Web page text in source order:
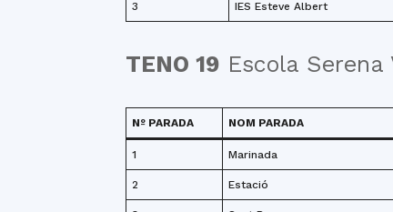
3 IES Esteve Albert
TENO 19 Escola
Nº PARADA NOM PARADA
1 Marinada
2 Estació